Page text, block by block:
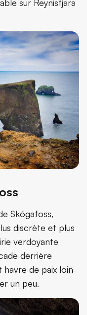
sur Reynisfjara
Skógafoss,
discrète et plus
verdoyante
derrière
de paix loin
un peu.